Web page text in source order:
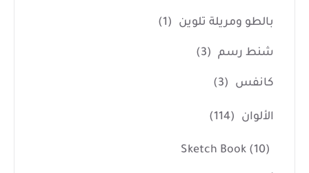
بالطو ومريلة تلوين (1)
شنط رسم (3)
كانفس (3)
الألوان (114)
Sketch Book (10)